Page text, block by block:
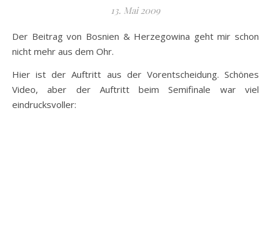
13. Mai 2009
Der Beitrag von Bosnien & Herzegowina geht mir schon
nicht mehr aus dem Ohr.
Hier ist der Auftritt aus der Vorentscheidung. Schönes
Video, aber der Auftritt beim Semifinale war viel
eindrucksvoller: